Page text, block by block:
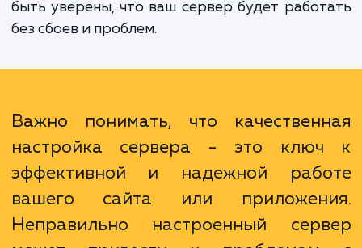
индивидуальному подходу, что означает,
чтобы понять ваши потребности и
предлагаем обслуживание и
поддержку после настройки, чтобы вы
быть уверены, что ваш сервер будет
без сбоев и проблем.